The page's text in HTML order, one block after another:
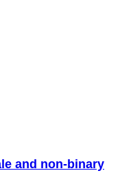
and non-binary